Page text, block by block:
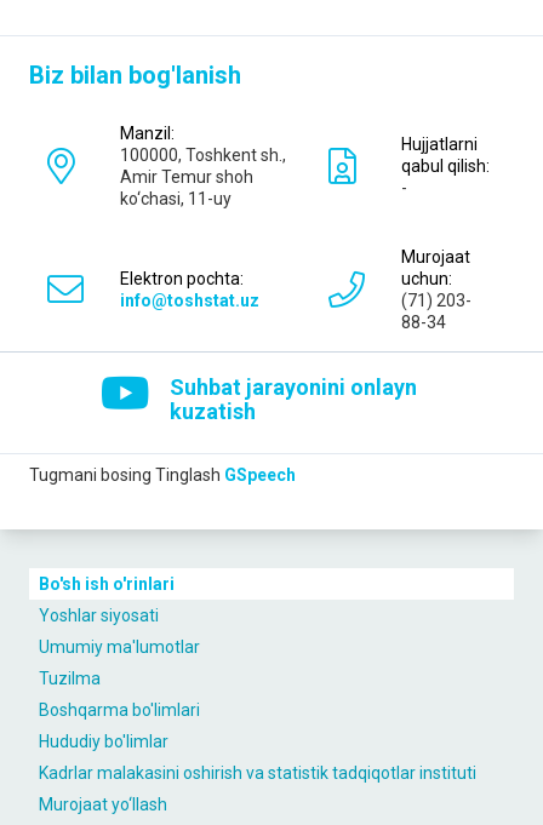
Bo'sh ish o'rinlari
Yoshlar siyosati
Umumiy ma'lumotlar
Tuzilma
Boshqarma bo'limlari
Hududiy bo'limlar
Kаdrlаr malakasini oshirish vа stаtistik tаdqiqotlаr instituti
Murojaat yo‘llash
Biz bilan bog'lanish
Manzil:
100000, Toshkent sh.,
Amir Temur shoh
ko‘chаsi, 11-uy
Hujjatlarni
qabul qilish:
-
Elektron pochta:
info@toshstat.uz
Murojaat
uchun:
(71) 203-
88-34
Suhbat jarayonini onlayn
kuzatish
Tugmani bosing Tinglash GSpeech